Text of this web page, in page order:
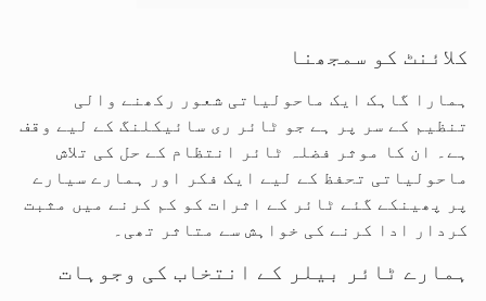
کلائنٹ کو سمجھنا
ہمارا گاہک ایک ماحولیاتی شعور رکھنے والی
تنظیم کے سر پر ہے جو ٹائر ری سائیکلنگ کے لیے وقف
ہے۔ ان کا موثر فضلہ ٹائر انتظام کے حل کی تلاش
ماحولیاتی تحفظ کے لیے ایک فکر اور ہمارے سیارے
پر پھینکے گئے ٹائر کے اثرات کو کم کرنے میں مثبت
کردار ادا کرنے کی خواہش سے متاثر تھی۔
ہمارے ٹائر بیلر کے انتخاب کی وجوہات